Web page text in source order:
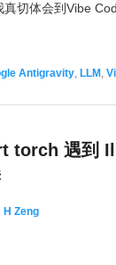
切体会到Vibe
Antigravity, LLM ,
torch 遇到
H Zeng